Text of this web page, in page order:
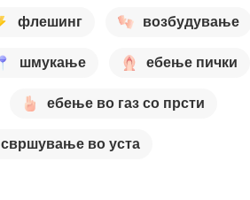
флешинг возбудување
шмукање ебење пички
ебење во газ со прсти
свршување во уста